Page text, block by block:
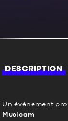
DESCRIPTION
Un événement
Musicam